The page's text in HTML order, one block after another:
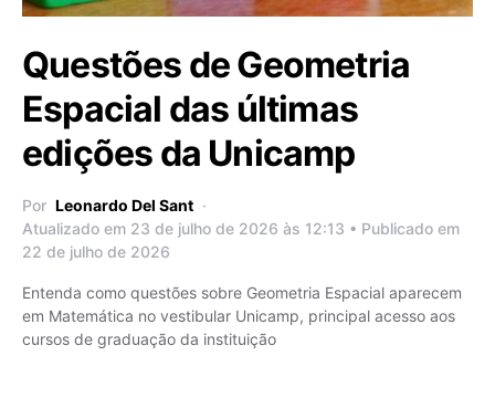
Questões de Geometria
Espacial das últimas
edições da Unicamp
Por Leonardo Del Sant
Atualizado em 23 de julho de 2026 às 12:13 • Publicado em
22 de julho de 2026
Entenda como questões sobre Geometria Espacial aparecem
em Matemática no vestibular Unicamp, principal acesso aos
cursos de graduação da instituição